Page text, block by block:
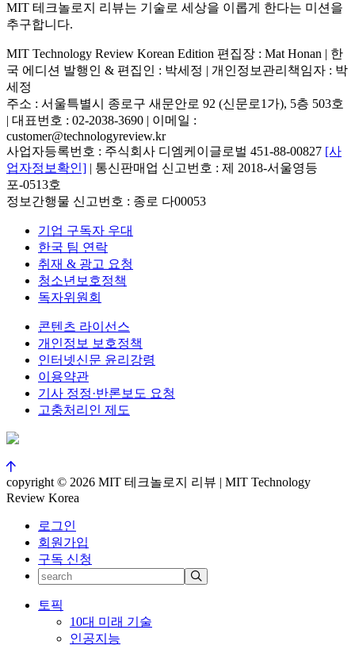
MIT 테크놀로지 리뷰는 기술로 세상을 이롭게 한다는 미션을
추구합니다.
MIT Technology Review Korean Edition 편집장 : Mat Honan | 한
국 에디션 발행인 & 편집인 : 박세정 | 개인정보관리책임자 : 박
세정
주소 : 서울특별시 종로구 새문안로 92 (신문로1가), 5층 503호
| 대표번호 : 02-2038-3690 | 이메일 :
customer@technologyreview.kr
사업자등록번호 : 주식회사 디엠케이글로벌 451-88-00827 [사
업자정보확인] | 통신판매업 신고번호 : 제 2018-서울영등
포-0513호
정보간행물 신고번호 : 종로 다00053
기업 구독자 우대
한국 팀 연락
취재 & 광고 요청
청소년보호정책
독자위원회
콘텐츠 라이선스
개인정보 보호정책
인터넷신문 윤리강령
이용약관
기사 정정·반론보도 요청
고충처리인 제도
copyright © 2026 MIT 테크놀로지 리뷰 | MIT Technology
Review Korea
로그인
회원가입
구독 신청
토픽
10대 미래 기술
인공지능